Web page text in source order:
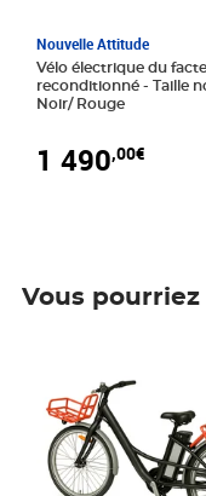
Nouvelle Attitude
Vélo électrique du
reconditionné - Taille normale -
Noir/ Rouge
1 490,00€
Vous